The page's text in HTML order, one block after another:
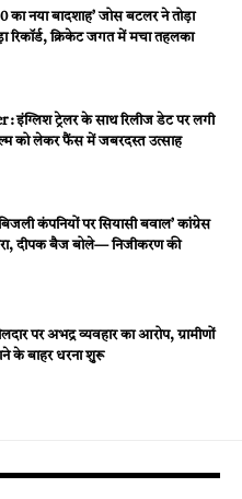
का नया बादशाह’ जोस बटलर ने तोड़ा
रिकॉर्ड, क्रिकेट जगत में मचा तहलका
: इंग्लिश ट्रेलर के साथ रिलीज डेट पर लगी
को लेकर फैंस में जबरदस्त उत्साह
कंपनियों पर सियासी बवाल’ कांग्रेस
दीपक बैज बोले— निजीकरण की
पर अभद्र व्यवहार का आरोप, ग्रामीणों
के बाहर धरना शुरू